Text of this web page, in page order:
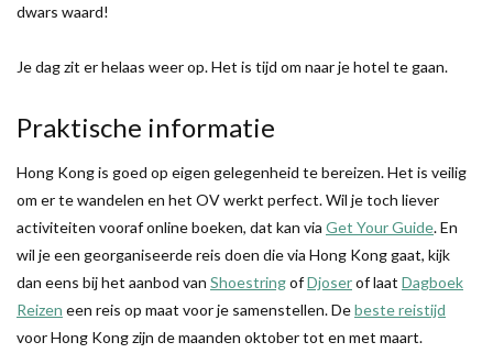
dwars waard!
Je dag zit er helaas weer op. Het is tijd om naar je hotel te gaan.
Praktische informatie
Hong Kong is goed op eigen gelegenheid te bereizen. Het is veilig
om er te wandelen en het OV werkt perfect. Wil je toch liever
activiteiten vooraf online boeken, dat kan via Get Your Guide. En
wil je een georganiseerde reis doen die via Hong Kong gaat, kijk
dan eens bij het aanbod van ShoestringofDjoserof laat Dagboek
Reizen een reis op maat voor je samenstellen. Debeste reistijd
voor Hong Kong zijn de maanden oktober tot en met maart.